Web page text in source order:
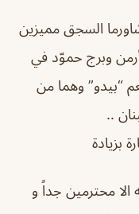
السجق مميزين
وبرج حموّد في
“بيدو” وهما من
..
بزيادة
الا محترمين جداً و